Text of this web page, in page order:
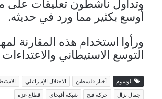
وتداول ناشطون تعليقات على
أوسع بكثير مما ورد في حديثه.
ورأوا استخدام هذه المقارنة
التوسع الاستيطاني
الوسوم أخبار فلسطين الاحتلال الإسرائيلي
جمال نزال
حركة فتح شبكة أفيخاي قطاع غزة